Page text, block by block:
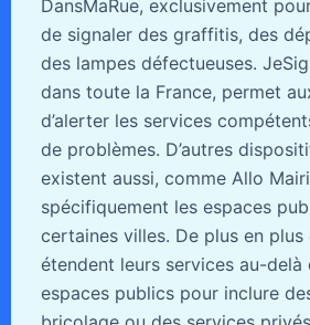
DansMaRue, exclusivement
de signaler des graffitis, des
des lampes défectueuses.
dans toute la France, permet
d’alerter les services
de problèmes. D’autres
existent aussi, comme Allo
spécifiquement les espaces
certaines villes. De plus en plus
étendent leurs services au-
espaces publics pour inclure